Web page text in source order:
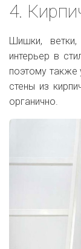
4.
Шишки,
интерьер в
поэтому также
стены из
органично.